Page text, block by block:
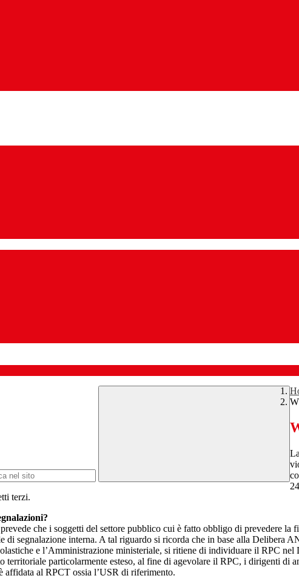
terzi.
che i soggetti del settore pubblico cui è fatto obbligo di prevedere
di segnalazione interna. A tal riguardo si ricorda che in base alla Delibera
e l’Amministrazione ministeriale, si ritiene di individuare il RPC
territoriale particolarmente esteso, al fine di agevolare il RPC, i dirigenti di
affidata al RPCT ossia l’USR di riferimento.